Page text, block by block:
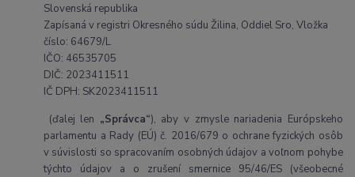
Slovenská republika
Zapísaná v registri Okresného súdu Žilina, Oddiel Sro, Vložka
číslo: 64679/L
IČO: 46535705
DIČ: 2023411511
IČ DPH: SK2023411511
(ďalej len „Správca“), aby v zmysle nariadenia Európskeho
parlamentu a Rady (EÚ) č. 2016/679 o ochrane fyzických osôb
v súvislosti so spracovaním osobných údajov a voľnom pohybe
týchto údajov a o zrušení smernice 95/46/ES (všeobecné